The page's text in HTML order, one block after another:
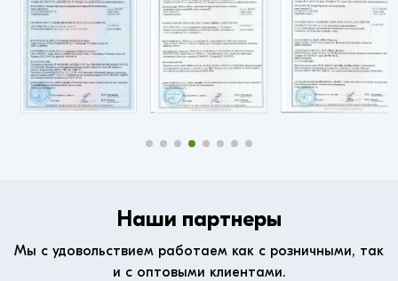
Наши партнеры
Мы с удовольствием работаем как с розничными, так
и с оптовыми клиентами.